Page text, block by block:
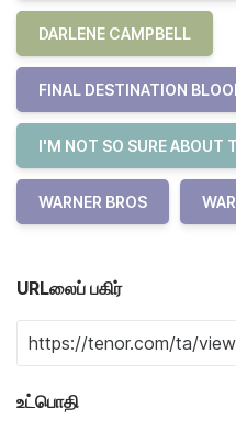
DARLENE CAMPBELL
FINAL DESTINATION
I'M NOT SO SURE ABOUT
WARNER BROS
URLலைப் பகிர்
உட்பொதி